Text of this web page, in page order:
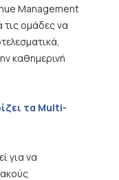
Management
τις ομάδες να
καθημερινή
τα Multi-
για να